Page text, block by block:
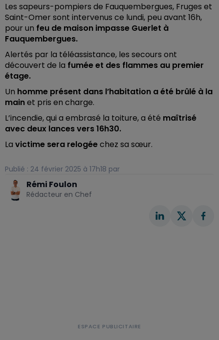
Les sapeurs-pompiers de Fauquembergues, Fruges et
Saint-Omer sont intervenus ce lundi, peu avant 16h,
pour un feu de maison impasse Guerlet à
Fauquembergues.
Alertés par la téléassistance, les secours ont
découvert de la fumée et des flammes au premier
étage.
Un homme présent dans l’habitation a été brûlé à la
mainet pris en charge.
L’incendie, qui a embrasé la toiture, a été maîtrisé
avec deux lances vers 16h30.
La victime sera relogéechez sa sœur.
Publié : 24 février 2025 à 17h18 par
Rémi Foulon
Rédacteur en Chef